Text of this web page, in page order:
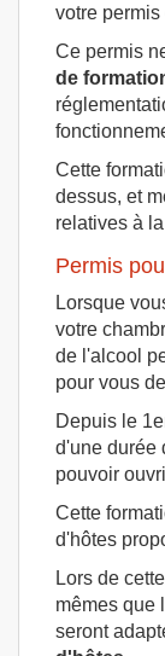
votre
Ce permis
de
Cette
dessus, et
relatives à
Permis
Lorsque
votre
de l'alcool
pour vous
Depuis le
d'une durée
pouvoir
Cette
d'hôtes
Lors de
mêmes que
seront